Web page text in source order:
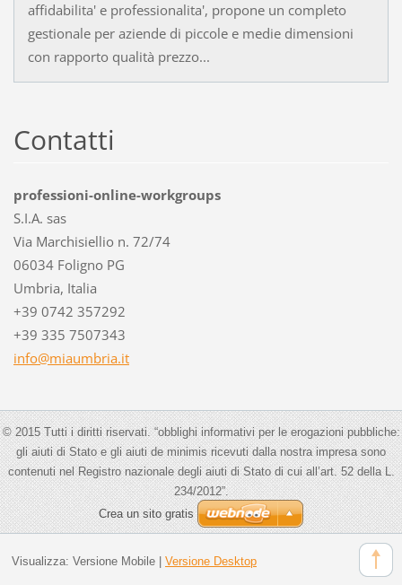
affidabilita' e professionalita', propone un completo
gestionale per aziende di piccole e medie dimensioni
con rapporto qualità prezzo...
Contatti
professioni-online-workgroups
S.I.A. sas
Via Marchisiellio n. 72/74
06034 Foligno PG
Umbria, Italia
+39 0742 357292
+39 335 7507343
info@miaumbria.it
© 2015 Tutti i diritti riservati. “obblighi informativi per le erogazioni pubbliche:
gli aiuti di Stato e gli aiuti de minimis ricevuti dalla nostra impresa sono
contenuti nel Registro nazionale degli aiuti di Stato di cui all’art. 52 della L.
234/2012”.
Crea un sito gratis
Visualizza: Versione Mobile| Versione Desktop